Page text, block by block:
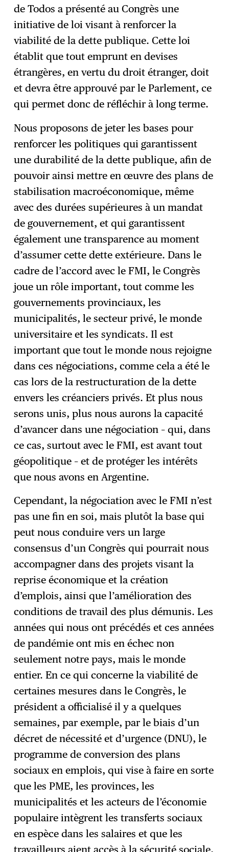
de Todos a présenté au Congrès une
initiative de loi visant à renforcer la
viabilité de la dette publique. Cette loi
établit que tout emprunt en devises
étrangères, en vertu du droit étranger, doit
et devra être approuvé par le Parlement, ce
qui permet donc de réfléchir à long terme.
Nous proposons de jeter les bases pour
renforcer les politiques qui garantissent
une durabilité de la dette publique, afin de
pouvoir ainsi mettre en œuvre des plans de
stabilisation macroéconomique, même
avec des durées supérieures à un mandat
de gouvernement, et qui garantissent
également une transparence au moment
d’assumer cette dette extérieure. Dans le
cadre de l’accord avec le FMI, le Congrès
joue un rôle important, tout comme les
gouvernements provinciaux, les
municipalités, le secteur privé, le monde
universitaire et les syndicats. Il est
important que tout le monde nous rejoigne
dans ces négociations, comme cela a été le
cas lors de la restructuration de la dette
envers les créanciers privés. Et plus nous
serons unis, plus nous aurons la capacité
d’avancer dans une négociation – qui, dans
ce cas, surtout avec le FMI, est avant tout
géopolitique – et de protéger les intérêts
que nous avons en Argentine.
Cependant, la négociation avec le FMI n’est
pas une fin en soi, mais plutôt la base qui
peut nous conduire vers un large
consensus d’un Congrès qui pourrait nous
accompagner dans des projets visant la
reprise économique et la création
d’emplois, ainsi que l’amélioration des
conditions de travail des plus démunis. Les
années qui nous ont précédés et ces années
de pandémie ont mis en échec non
seulement notre pays, mais le monde
entier. En ce qui concerne la viabilité de
certaines mesures dans le Congrès, le
président a officialisé il y a quelques
semaines, par exemple, par le biais d’un
décret de nécessité et d’urgence (DNU), le
programme de conversion des plans
sociaux en emplois, qui vise à faire en sorte
que les PME, les provinces, les
municipalités et les acteurs de l’économie
populaire intègrent les transferts sociaux
en espèce dans les salaires et que les